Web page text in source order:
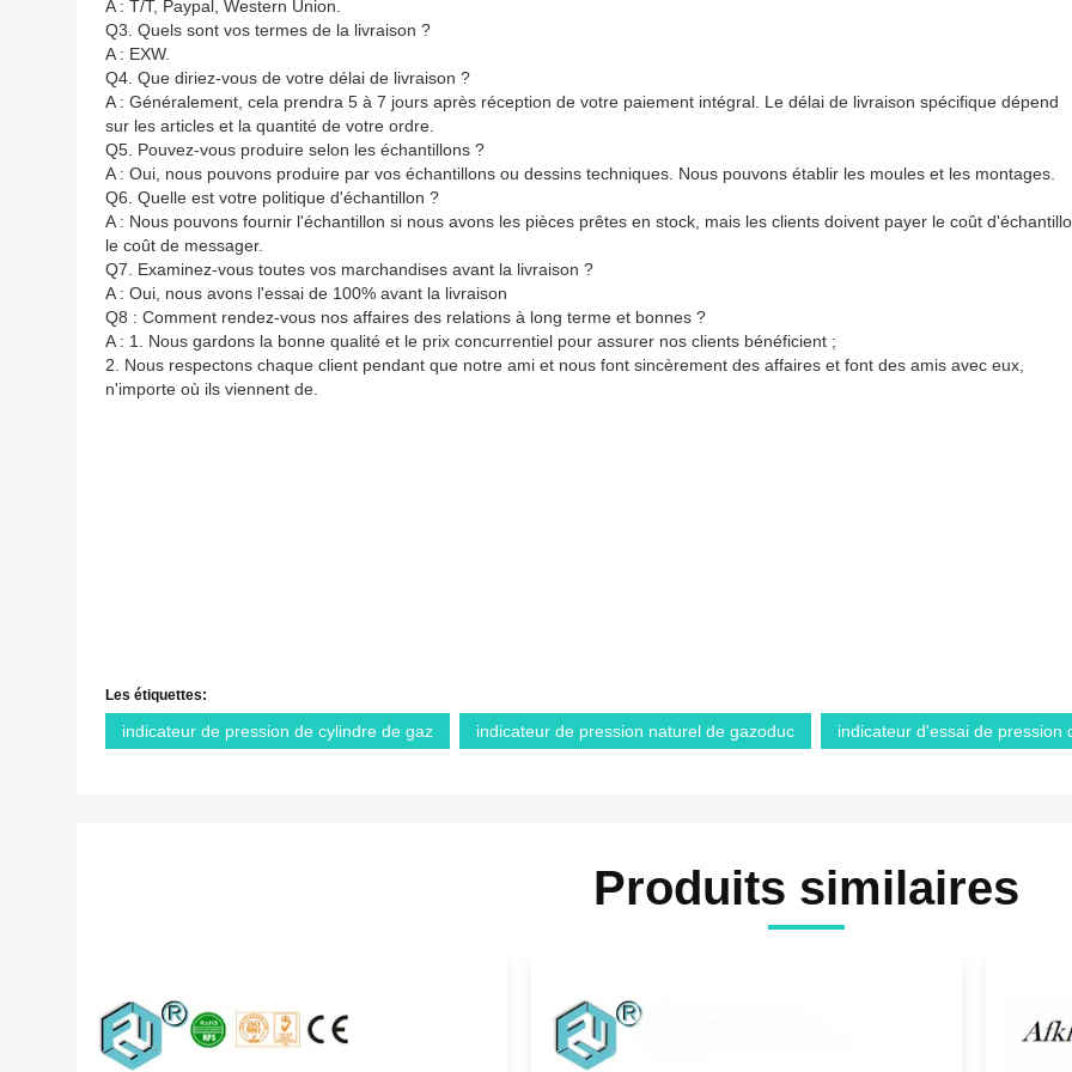
A : T/T, Paypal, Western Union.
Q3. Quels sont vos termes de la livraison ?
A : EXW.
Q4. Que diriez-vous de votre délai de livraison ?
A : Généralement, cela prendra 5 à 7 jours après réception de votre paiement intégral. Le délai de livraison spécifique dépend
sur les articles et la quantité de votre ordre.
Q5. Pouvez-vous produire selon les échantillons ?
A : Oui, nous pouvons produire par vos échantillons ou dessins techniques. Nous pouvons établir les moules et les montages.
Q6. Quelle est votre politique d'échantillon ?
A : Nous pouvons fournir l'échantillon si nous avons les pièces prêtes en stock, mais les clients doivent payer le coût
le coût de messager.
Q7. Examinez-vous toutes vos marchandises avant la livraison ?
A : Oui, nous avons l'essai de 100% avant la livraison
Q8 : Comment rendez-vous nos affaires des relations à long terme et bonnes ?
A : 1. Nous gardons la bonne qualité et le prix concurrentiel pour assurer nos clients bénéficient ;
2. Nous respectons chaque client pendant que notre ami et nous font sincèrement des affaires et font des amis avec eux,
n'importe où ils viennent de.
Les étiquettes:
indicateur de pression de cylindre de gaz indicateur de pression naturel de gazoduc indicateur d'essai de pression
Produits similaires